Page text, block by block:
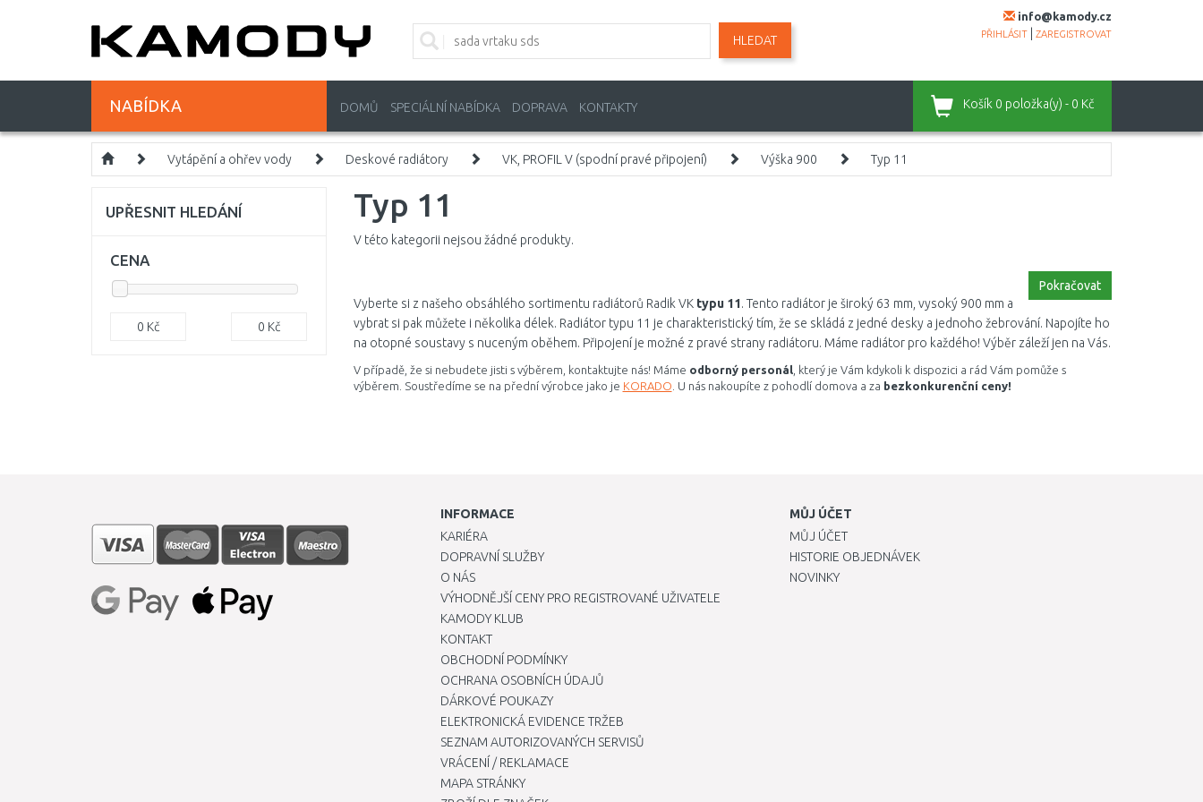
info@kamody.cz
PŘIHLÁSIT ZAREGISTROVAT
HLEDAT
NABÍDKA DOMŮ SPECIÁLNÍ NABÍDKA DOPRAVA KONTAKTY Košík 0 položka(y) - 0 Kč
Vytápění a ohřev vody Deskové radiátory VK, PROFIL V (spodní pravé připojení) Výška 900 Typ 11
Typ 11
V této kategorii nejsou žádné produkty.
Pokračovat
Vyberte si z našeho obsáhlého sortimentu radiátorů Radik VK typu 11. Tento radiátor je široký 63 mm, vysoký 900 mm a
vybrat si pak můžete i několika délek. Radiátor typu 11 je charakteristický tím, že se skládá z jedné desky a jednoho žebrování. Napojíte ho
na otopné soustavy s nuceným oběhem. Připojení je možné z pravé strany radiátoru. Máme radiátor pro každého! Výběr záleží jen na Vás.
V případě, že si nebudete jisti s výběrem, kontaktujte nás! Máme odborný personál, který je Vám kdykoli k dispozici a rád Vám pomůže s
výběrem. Soustředíme se na přední výrobce jako je KORADO . U nás nakoupíte z pohodlí domova a za bezkonkurenční ceny!
UPŘESNIT HLEDÁNÍ
CENA
0 Kč 0 Kč
INFORMACE
KARIÉRA
DOPRAVNÍ SLUŽBY
O NÁS
VÝHODNĚJŠÍ CENY PRO REGISTROVANÉ UŽIVATELE
KAMODY KLUB
KONTAKT
OBCHODNÍ PODMÍNKY
OCHRANA OSOBNÍCH ÚDAJŮ
DÁRKOVÉ POUKAZY
ELEKTRONICKÁ EVIDENCE TRŽEB
SEZNAM AUTORIZOVANÝCH SERVISŮ
VRÁCENÍ / REKLAMACE
MAPA STRÁNKY
MŮJ ÚČET
MŮJ ÚČET
HISTORIE OBJEDNÁVEK
NOVINKY